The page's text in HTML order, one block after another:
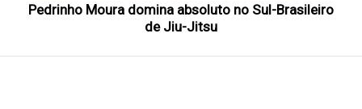
Pedrinho Moura domina absoluto no Sul-Brasileiro
de Jiu-Jitsu